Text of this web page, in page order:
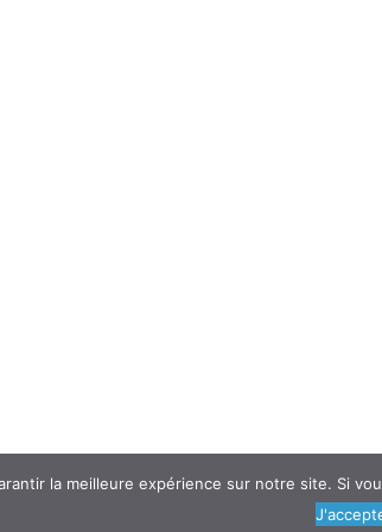
© 2018AtouSante- Tous
la meilleure expérience sur notre site. Si